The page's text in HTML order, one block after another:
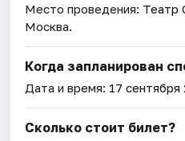
Место проведения: Театр
Москва.
Когда запланирован
Дата и время: 17 сентября
Сколько стоит билет?